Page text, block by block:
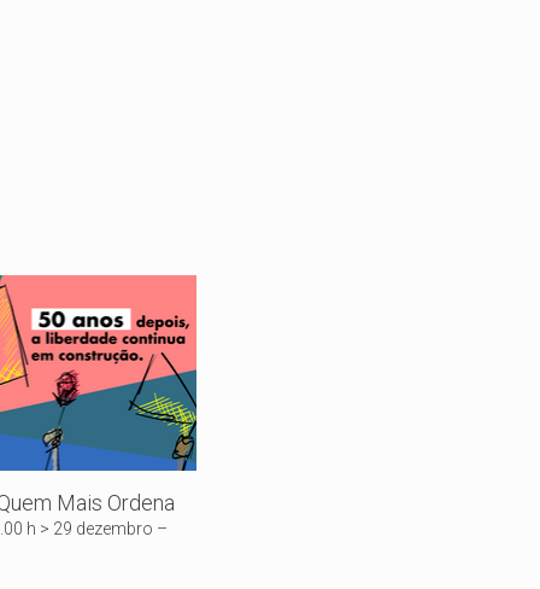
Mais Ordena
h > 29 dezembro –